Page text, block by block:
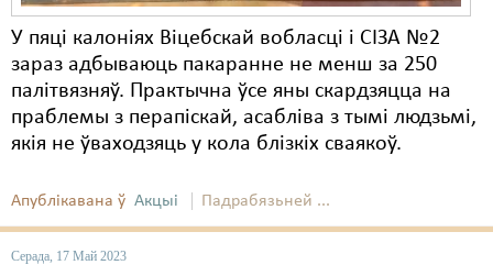
У пяці калоніях Віцебскай вобласці і СІЗА №2
зараз адбываюць пакаранне не менш за 250
палітвязняў. Практычна ўсе яны скардзяцца на
праблемы з перапіскай, асабліва з тымі людзьмі,
якія не ўваходзяць у кола блізкіх сваякоў.
Апублікавана ў Акцыі Падрабязьней ...
Серада, 17 Май 2023
ЛПП
Мірныя сходы
Палітвязьні
Правы дзіцяці